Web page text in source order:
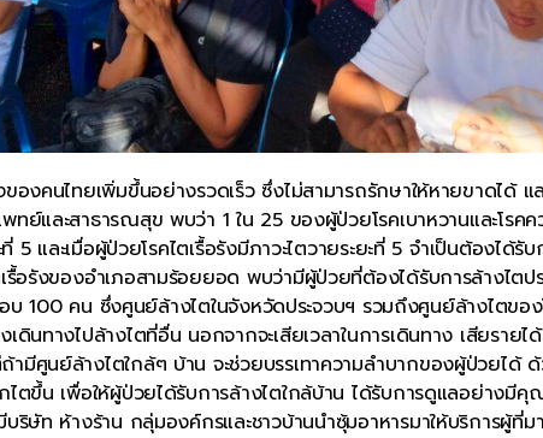
องคนไทยเพิ่มขึ้นอย่างรวดเร็ว ซึ่งไม่สามารถรักษาให้หายขาดได้ แ
ย์และสาธารณสุข พบว่า 1 ใน 25 ของผู้ป่วยโรคเบาหวานและโรค
5 และเมื่อผู้ป่วยโรคไตเรื้อรังมีภาวะไตวายระยะที่ 5 จำเป็นต้องได้
รื้อรังของอำเภอสามร้อยยอด พบว่ามีผู้ป่วยที่ต้องได้รับการล้างไ
อบ 100 คน ซึ่งศูนย์ล้างไตในจังหวัดประจวบฯ รวมถึงศูนย์ล้างไต
ดินทางไปล้างไตที่อื่น นอกจากจะเสียเวลาในการเดินทาง เสียรา
มีศูนย์ล้างไตใกล้ๆ บ้าน จะช่วยบรรเทาความลำบากของผู้ป่วยได้
ตขึ้น เพื่อให้ผู้ป่วยได้รับการล้างไตใกล้บ้าน ได้รับการดูแลอย่างมี
ษัท ห้างร้าน กลุ่มองค์กรและชาวบ้านนำซุ้มอาหารมาให้บริการผู้ที่ม